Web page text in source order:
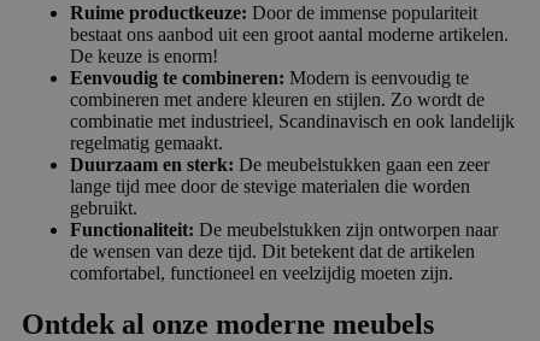
Ruime productkeuze: Door de immense populariteit
bestaat ons aanbod uit een groot aantal moderne artikelen.
De keuze is enorm!
Eenvoudig te combineren: Modern is eenvoudig te
combineren met andere kleuren en stijlen. Zo wordt de
combinatie met industrieel, Scandinavisch en ook landelijk
regelmatig gemaakt.
Duurzaam en sterk: De meubelstukken gaan een zeer
lange tijd mee door de stevige materialen die worden
gebruikt.
Functionaliteit: De meubelstukken zijn ontworpen naar
de wensen van deze tijd. Dit betekent dat de artikelen
comfortabel, functioneel en veelzijdig moeten zijn.
Ontdek al onze moderne meubels